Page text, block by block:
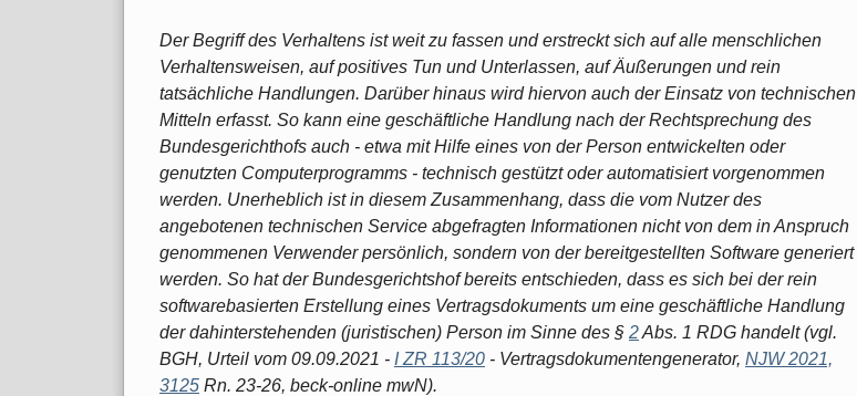
Der Begriff des Verhaltens ist weit zu fassen und erstreckt sich auf alle menschlichen
Verhaltensweisen, auf positives Tun und Unterlassen, auf Äußerungen und rein
tatsächliche Handlungen. Darüber hinaus wird hiervon auch der Einsatz von technischen
Mitteln erfasst. So kann eine geschäftliche Handlung nach der Rechtsprechung des
Bundesgerichthofs auch - etwa mit Hilfe eines von der Person entwickelten oder
genutzten Computerprogramms - technisch gestützt oder automatisiert vorgenommen
werden. Unerheblich ist in diesem Zusammenhang, dass die vom Nutzer des
angebotenen technischen Service abgefragten Informationen nicht von dem in Anspruch
genommenen Verwender persönlich, sondern von der bereitgestellten Software generiert
werden. So hat der Bundesgerichtshof bereits entschieden, dass es sich bei der rein
softwarebasierten Erstellung eines Vertragsdokuments um eine geschäftliche Handlung
der dahinterstehenden (juristischen) Person im Sinne des § 2Abs. 1 RDG handelt (vgl.
BGH, Urteil vom 09.09.2021 - I ZR 113/20 - Vertragsdokumentengenerator, NJW 2021,
3125 Rn. 23-26, beck-online mwN).